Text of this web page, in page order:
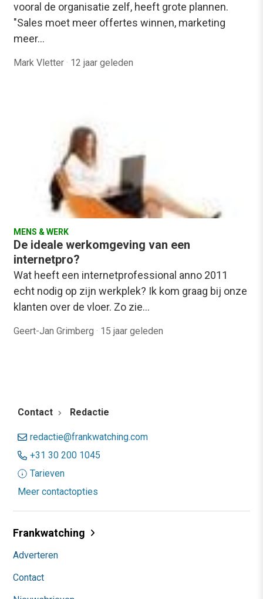
vooral de organisatie zelf, heeft grote plannen.
"Sales moet meer offertes winnen, marketing
meer…
Mark Vletter · 12 jaar geleden
MENS & WERK
De ideale werkomgeving van een
internetpro?
Wat heeft een internetprofessional anno 2011
echt nodig op zijn werkplek? Ik kom graag bij onze
klanten over de vloer. Zo zie…
Geert-Jan Grimberg · 15 jaar geleden
Contact Redactie
redactie@frankwatching.com
+31 30 200 1045
Tarieven
Meer contactopties
Frankwatching
Adverteren
Contact